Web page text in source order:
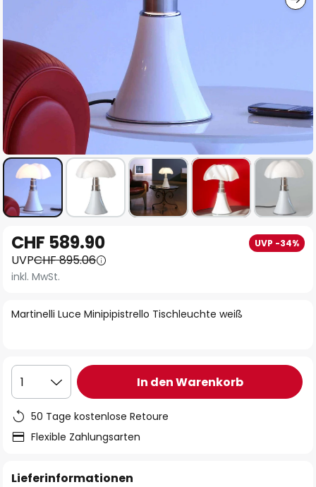
Anfang
der
Bildgalerie
Martinelli Luce Minipipistrello Tischleuchte weiß
CHF 589.90 UVP -34%
UVPCHF 895.06
inkl. MwSt.
1 In den Warenkorb
50 Tage kostenlose Retoure
Flexible Zahlungsarten
Lieferinformationen